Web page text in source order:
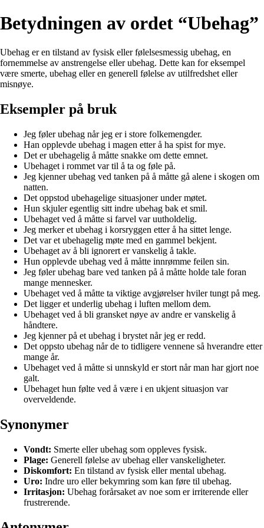
Betydningen av ordet “Ubehag”
Ubehag er en tilstand av fysisk eller følelsesmessig ubehag, en
fornemmelse av anstrengelse eller ubehag. Dette kan for eksempel
være smerte, ubehag eller en generell følelse av utilfredshet eller
misnøye.
Eksempler på bruk
Jeg føler ubehag når jeg er i store folkemengder.
Han opplevde ubehag i magen etter å ha spist for mye.
Det er ubehagelig å måtte snakke om dette emnet.
Ubehaget i rommet var til å ta og føle på.
Jeg kjenner ubehag ved tanken på å måtte gå alene i skogen om
natten.
Det oppstod ubehagelige situasjoner under møtet.
Hun skjuler egentlig sitt indre ubehag bak et smil.
Ubehaget ved å måtte si farvel var uutholdelig.
Jeg merker et ubehag i korsryggen etter å ha sittet lenge.
Det var et ubehagelig møte med en gammel bekjent.
Ubehaget av å bli ignorert er vanskelig å takle.
Hun opplevde ubehag ved å måtte innrømme feilen sin.
Jeg føler ubehag bare ved tanken på å måtte holde tale foran
mange mennesker.
Ubehaget ved å måtte ta viktige avgjørelser hviler tungt på meg.
Det ligger et underlig ubehag i luften mellom dem.
Ubehaget ved å bli gransket nøye av andre er vanskelig å
håndtere.
Jeg kjenner på et ubehag i brystet når jeg er redd.
Det oppsto ubehag når de to tidligere vennene så hverandre etter
mange år.
Ubehaget ved å måtte si unnskyld er stort når man har gjort noe
galt.
Ubehaget hun følte ved å være i en ukjent situasjon var
overveldende.
Synonymer
Vondt: Smerte eller ubehag som oppleves fysisk.
Plage: Generell følelse av ubehag eller vanskeligheter.
Diskomfort: En tilstand av fysisk eller mental ubehag.
Uro: Indre uro eller bekymring som kan føre til ubehag.
Irritasjon: Ubehag forårsaket av noe som er irriterende eller
frustrerende.